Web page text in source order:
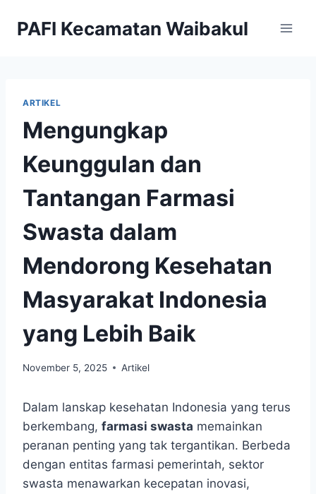
PAFI Kecamatan Waibakul
ARTIKEL
Mengungkap
Keunggulan dan
Tantangan Farmasi
Swasta dalam
Mendorong Kesehatan
Masyarakat Indonesia
yang Lebih Baik
November 5, 2025 Artikel
Dalam lanskap kesehatan Indonesia yang terus
berkembang, farmasi swasta memainkan
peranan penting yang tak tergantikan. Berbeda
dengan entitas farmasi pemerintah, sektor
swasta menawarkan kecepatan inovasi,